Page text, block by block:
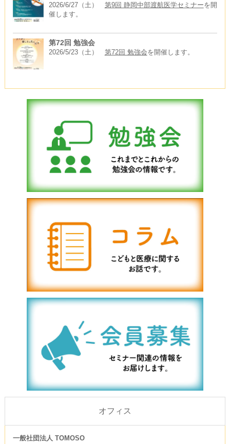
2026/6/27（土） 第9回 静岡中部渡航医学セミナーを開
催します。
第72回 勉強会
2026/5/23（土） 第72回 勉強会を開催します。
オフィス
一般社団法人 TOMOSO